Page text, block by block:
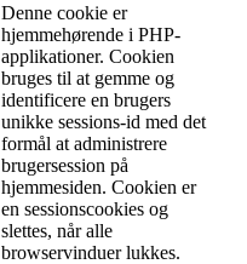
Denne cookie er
hjemmehørende i PHP-
applikationer. Cookien
bruges til at gemme og
identificere en brugers
unikke sessions-id med det
formål at administrere
brugersession på
hjemmesiden. Cookien er
en sessionscookies og
slettes, når alle
browservinduer lukkes.